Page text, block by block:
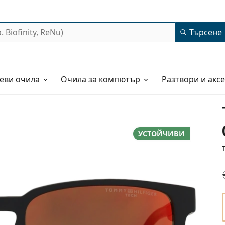
Търсене
очила Очила за компютър Разтвори и
УСТОЙЧИВИ